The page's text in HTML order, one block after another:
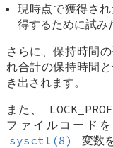
現時点で獲得さ
得するために試み
さらに、保持時間
れ合計の保持時間
き出されます。
また、
ファイルコード
sysctl(8)
変数